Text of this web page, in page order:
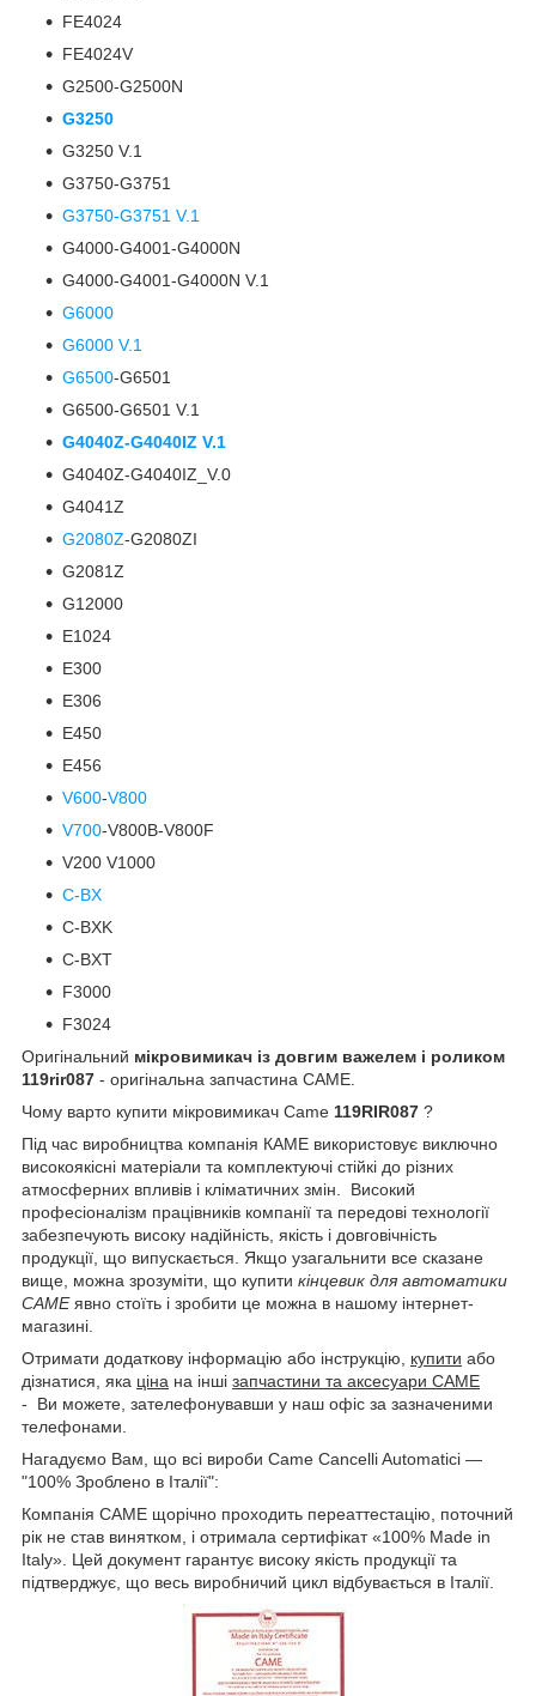
FE4024
FE4024V
G2500-G2500N
G3250
G3250 V.1
G3750-G3751
G3750-G3751 V.1
G4000-G4001-G4000N
G4000-G4001-G4000N V.1
G6000
G6000 V.1
G6500-G6501
G6500-G6501 V.1
G4040Z-G4040IZ V.1
G4040Z-G4040IZ_V.0
G4041Z
G2080Z-G2080ZI
G2081Z
G12000
E1024
E300
E306
E450
E456
V600-V800
V700-V800B-V800F
V200 V1000
C-BX
C-BXK
C-BXT
F3000
F3024
Оригінальний мікровимикач із довгим важелем і роликом
119rir087 - оригінальна запчастина CAME.
Чому варто купити мікровимикач Came 119RIR087 ?
Під час виробництва компанія КАМЕ використовує виключно
високоякісні матеріали та комплектуючі стійкі до різних
атмосферних впливів і кліматичних змін. Високий
професіоналізм працівників компанії та передові технології
забезпечують високу надійність, якість і довговічність
продукції, що випускається. Якщо узагальнити все сказане
вище, можна зрозуміти, що купити кінцевик для автоматики
САМЕявно стоїть і зробити це можна в нашому інтернет-
магазині.
Отримати додаткову інформацію або інструкцію, купити або
дізнатися, яка ціна на інші запчастини та аксесуари CAME
- Ви можете, зателефонувавши у наш офіс за зазначеними
телефонами.
Нагадуємо Вам, що всі вироби Came Cancelli Automatici —
"100% Зроблено в Італії":
Компанія CAME щорічно проходить переаттестацію, поточний
рік не став винятком, і отримала сертифікат «100% Made in
Italy». Цей документ гарантує високу якість продукції та
підтверджує, що весь виробничий цикл відбувається в Італії.